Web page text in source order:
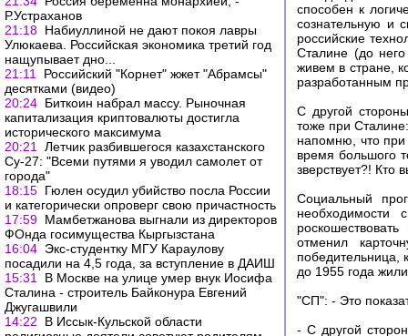
Р.Устраханов
21:18 Набиуллиной не дают покоя лавры
Улюкаева. Российская экономика третий год
нащупывает дно...
21:11
Российский "Корнет" жжет "Абрамсы"
десятками (видео)
20:24 Биткоин набрал массу. Рыночная
капитализация криптовалюты достигла
исторического максимума
20:21
Летчик разбившегося казахстанского
Су-27: "Всеми путями я уводил самолет от
города"
18:15 Гюлен осудил убийство посла России
и категорически опроверг свою причастность
17:59 Мамбетжанова выгнали из директоров
ФОнда госимущества Кыргызстана
16:04 Экс-студентку МГУ Караулову
посадили на 4,5 года, за вступление в ДАИШ
15:31
В Москве на улице умер внук Иосифа
Сталина - строитель Байконура Евгений
Джугашвили
14:22
В Иссык-Кульской области
способен к
сознательную и
российские
Сталине (до
живем в стране,
разработанным
С другой
тоже при
напомню, что при
время большого
зверствует?! Кто
Социальный
необходимости
отменил
до 1955 года
"СП": - Это
- С другой